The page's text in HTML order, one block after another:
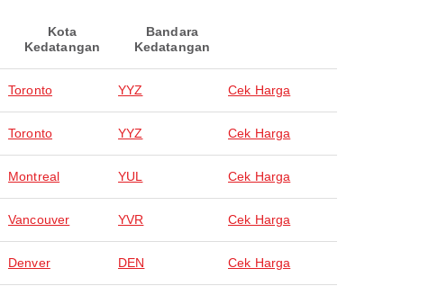
Kota
Kedatangan
Bandara
Kedatangan
Toronto YYZ Cek Harga
Toronto YYZ Cek Harga
Montreal YUL Cek Harga
Vancouver YVR Cek Harga
Denver DEN Cek Harga